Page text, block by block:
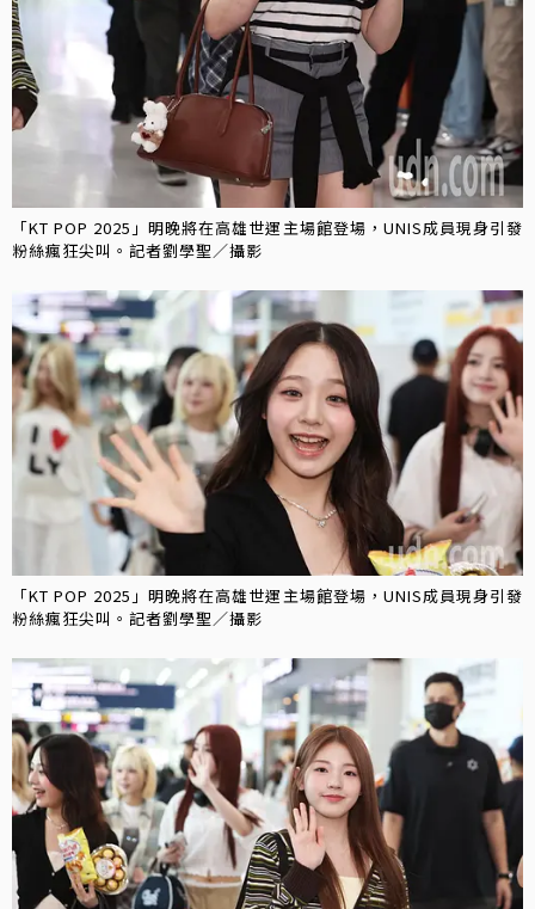
「KT POP 2025」明晚將在高雄世運主場館登場，UNIS成員現身引發
粉絲瘋狂尖叫。記者劉學聖／攝影
「KT POP 2025」明晚將在高雄世運主場館登場，UNIS成員現身引發
粉絲瘋狂尖叫。記者劉學聖／攝影